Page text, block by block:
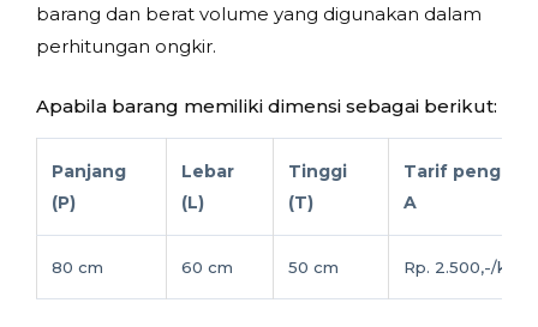
barang dan berat volume yang digunakan dalam
perhitungan ongkir.
Apabila barang memiliki dimensi sebagai berikut:
Panjang
(P)
Lebar
(L)
Tinggi
(T)
Tarif
A
80 cm 60 cm 50 cm Rp. 2.500,-/kg